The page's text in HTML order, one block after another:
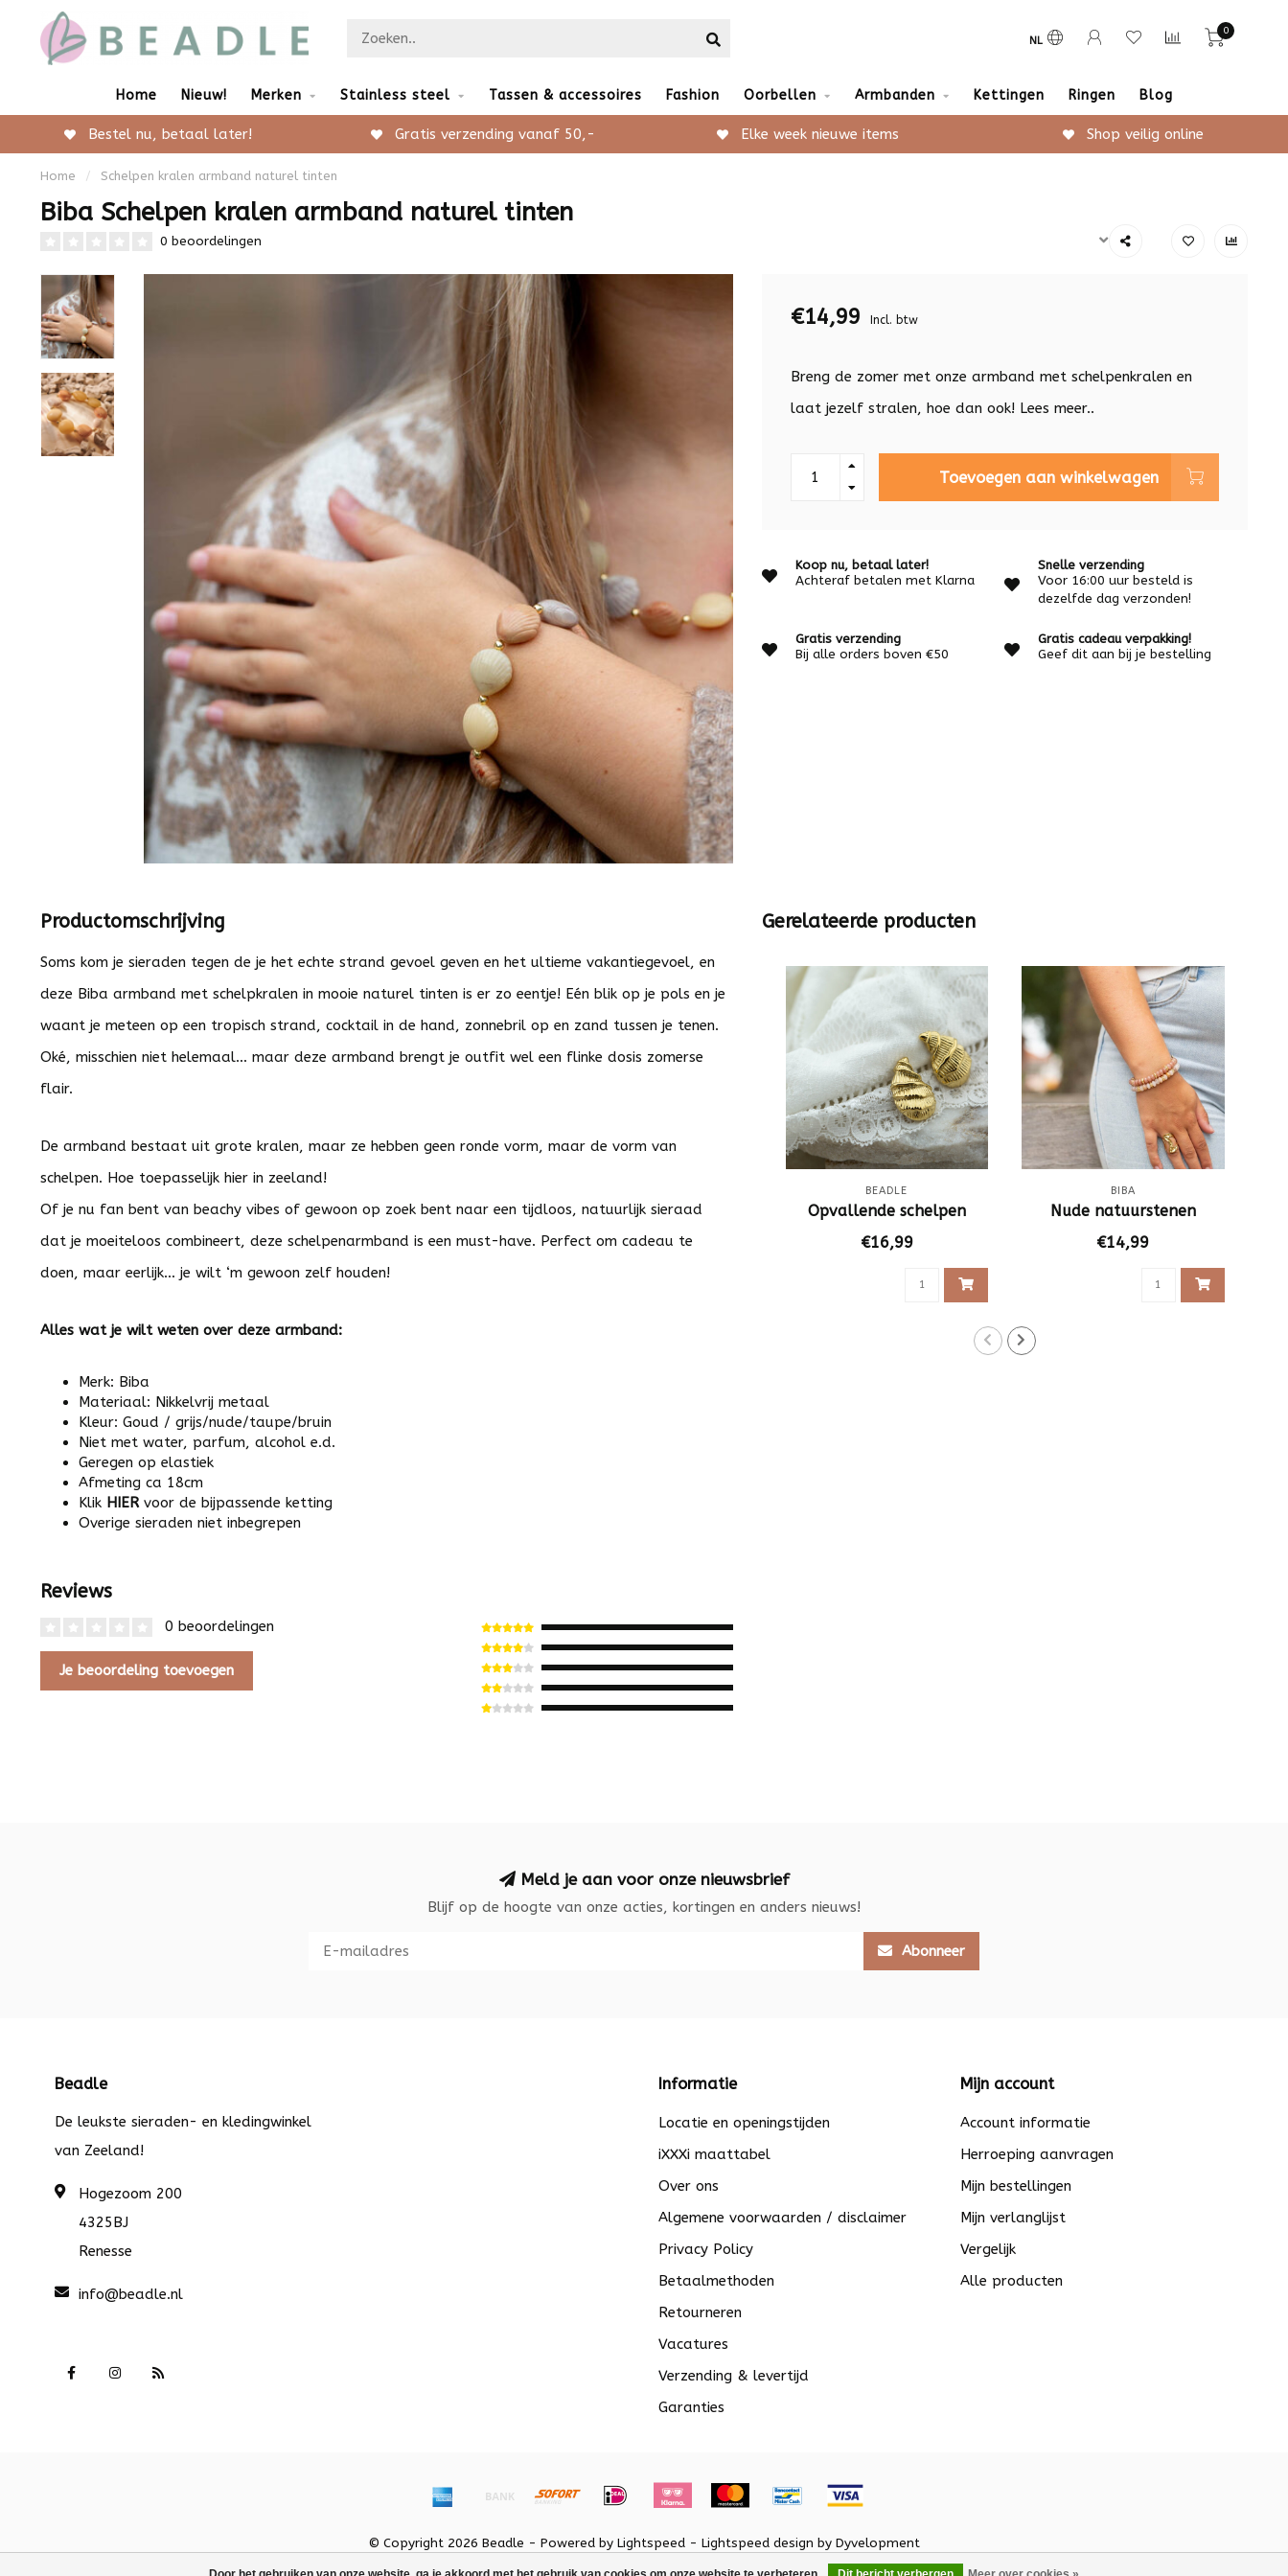
NL
0
Home Nieuw! Merken Stainless steel Tassen & accessoires Fashion Oorbellen Armbanden Kettingen Ringen Blog
Bestel nu, betaal later! Gratis verzending vanaf 50,- Elke week nieuwe items Shop veilig online
Home / Schelpen kralen armband naturel tinten
Biba Schelpen kralen armband naturel tinten
0 beoordelingen
€14,99 Incl. btw
Breng de zomer met onze armband met schelpenkralen en
laat jezelf stralen, hoe dan ook! Lees meer..
Toevoegen aan winkelwagen
Koop nu, betaal later!
Achteraf betalen met Klarna
Snelle verzending
Voor 16:00 uur besteld is
dezelfde dag verzonden!
Gratis verzending
Bij alle orders boven €50
Gratis cadeau verpakking!
Geef dit aan bij je bestelling
Productomschrijving
Soms kom je sieraden tegen de je het echte strand gevoel geven en het ultieme vakantiegevoel, en
deze Biba armband met schelpkralen in mooie naturel tinten is er zo eentje! Eén blik op je pols en je
waant je meteen op een tropisch strand, cocktail in de hand, zonnebril op en zand tussen je tenen.
Oké, misschien niet helemaal… maar deze armband brengt je outfit wel een flinke dosis zomerse
flair.
De armband bestaat uit grote kralen, maar ze hebben geen ronde vorm, maar de vorm van
schelpen. Hoe toepasselijk hier in zeeland!
Of je nu fan bent van beachy vibes of gewoon op zoek bent naar een tijdloos, natuurlijk sieraad
dat je moeiteloos combineert, deze schelpenarmband is een must-have. Perfect om cadeau te
doen, maar eerlijk… je wilt ‘m gewoon zelf houden!
Alles wat je wilt weten over deze armband:
Merk: Biba
Materiaal: Nikkelvrij metaal
Kleur: Goud / grijs/nude/taupe/bruin
Niet met water, parfum, alcohol e.d.
Geregen op elastiek
Afmeting ca 18cm
Klik HIERvoor de bijpassende ketting
Overige sieraden niet inbegrepen
Reviews
0 beoordelingen
Je beoordeling toevoegen
Gerelateerde producten
BEADLE
Opvallende schelpen
€16,99
BIBA
Nude natuurstenen
€14,99
Meld je aan voor onze nieuwsbrief
Blijf op de hoogte van onze acties, kortingen en anders nieuws!
Abonneer
Beadle
De leukste sieraden- en kledingwinkel
van Zeeland!
Hogezoom 200
4325BJ
Renesse
info@beadle.nl
Informatie
Locatie en openingstijden
iXXXi maattabel
Over ons
Algemene voorwaarden / disclaimer
Privacy Policy
Betaalmethoden
Retourneren
Vacatures
Verzending & levertijd
Garanties
Mijn account
Account informatie
Herroeping aanvragen
Mijn bestellingen
Mijn verlanglijst
Vergelijk
Alle producten
© Copyright 2026 Beadle - Powered by Lightspeed - Lightspeed design by Dyvelopment